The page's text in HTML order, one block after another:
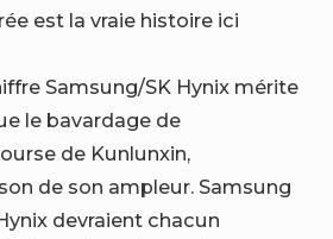
est la vraie histoire ici
Samsung/SK Hynix mérite
le bavardage de
de Kunlunxin,
de son ampleur. Samsung
devraient chacun